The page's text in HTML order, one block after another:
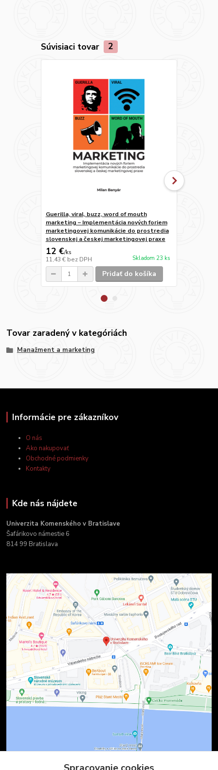
Súvisiaci tovar 2
Guerilla, viral, buzz, word of mouth
marketing – Implementácia nových foriem
marketingovej komunikácie do prostredia
slovenskej a českej marketingovej praxe
12 €/ks
11,43 € bez DPH Skladom 23 ks
Pridať do košíka
Tovar zaradený v kategóriách
Manažment a marketing
Informácie pre zákazníkov
O nás
Ako nakupovať
Obchodné podmienky
Kontakty
Kde nás nájdete
Univerzita Komenského v Bratislave
Šafárikovo námestie 6
814 99 Bratislava